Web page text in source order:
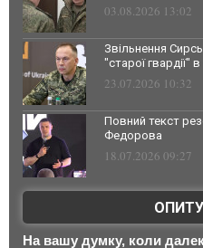
03.08.2026 13:02
Звільнення
"старої гвардії"
23.07.2026 10:32
Повний текст
Федорова
18.07.2026 09:27
На вашу думку, коли